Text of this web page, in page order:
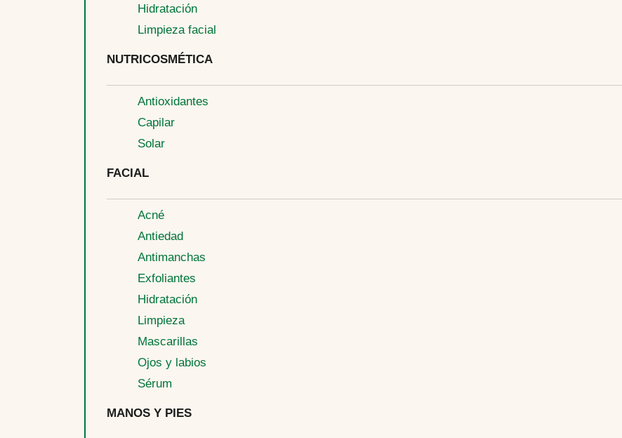
Hidratación
Limpieza facial
NUTRICOSMÉTICA
Antioxidantes
Capilar
Solar
FACIAL
Acné
Antiedad
Antimanchas
Exfoliantes
Hidratación
Limpieza
Mascarillas
Ojos y labios
Sérum
MANOS Y PIES